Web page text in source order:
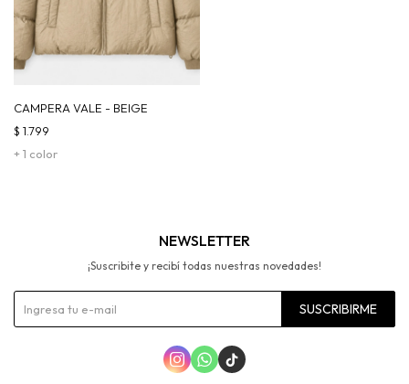
CAMPERA VALE - BEIGE
+ 1 color
$ 1.799
NEWSLETTER
¡Suscribite y recibí todas nuestras novedades!
SUSCRIBIRME
  